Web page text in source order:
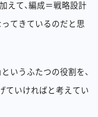
えて、編成＝戦略設計
てきているのだと思
というふたつの役割を、
ていければと考えてい